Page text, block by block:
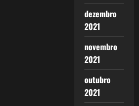
dezembro
2021
novembro
2021
outubro
2021